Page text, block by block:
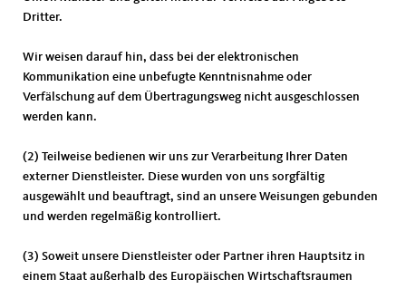
Dritter.
Wir weisen darauf hin, dass bei der elektronischen
Kommunikation eine unbefugte Kenntnisnahme oder
Verfälschung auf dem Übertragungsweg nicht ausgeschlossen
werden kann.
(2) Teilweise bedienen wir uns zur Verarbeitung Ihrer Daten
externer Dienstleister. Diese wurden von uns sorgfältig
ausgewählt und beauftragt, sind an unsere Weisungen gebunden
und werden regelmäßig kontrolliert.
(3) Soweit unsere Dienstleister oder Partner ihren Hauptsitz in
einem Staat außerhalb des Europäischen Wirtschaftsraumen